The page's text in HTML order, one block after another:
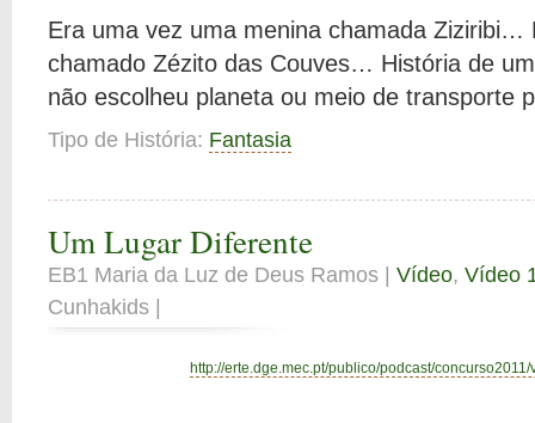
Era uma vez uma menina chamada Ziziribi…
chamado Zézito das Couves… História de
não escolheu planeta ou meio de transporte
Tipo de História: Fantasia
Um Lugar Diferente
EB1 Maria da Luz de Deus Ramos | Vídeo, Vídeo
Cunhakids |
http://erte.dge.mec.pt/publico/podcast/